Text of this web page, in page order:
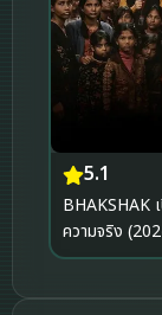
5.1
BHAKSHAK
ความจริง